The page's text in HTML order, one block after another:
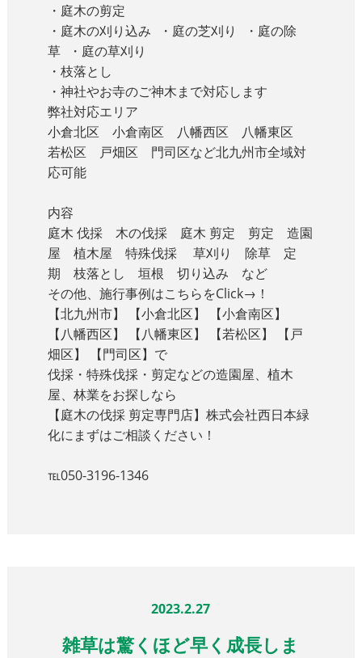
・庭木の剪定
・庭木の刈り込み ・庭の芝刈り ・庭の除
草 ・庭の草刈り
・枝落とし
・神社やお寺のご神木まで対応します
弊社対応エリア
小倉北区 小倉南区 八幡西区 八幡東区
若松区 戸畑区 門司区など北九州市全域対
応可能
内容
庭木 伐採 木の伐採 庭木 剪定 剪定 造園
屋 植木屋 特殊伐採 草刈り 除草 定
期 枝落とし 垣根 切り込み など
その他、施行事例はこちらをClick→！
【北九州市】 【小倉北区】 【小倉南区】
【八幡西区】 【八幡東区】 【若松区】 【戸
畑区】 【門司区】で
伐採・特殊伐採・剪定などの造園屋、植木
屋、林業をお探しなら
【庭木の伐採 剪定専門店】株式会社西日本緑
化にまずはご相談ください！
℡050-3196-1346
2023.2.27
雑草は驚くほど早く成長しま